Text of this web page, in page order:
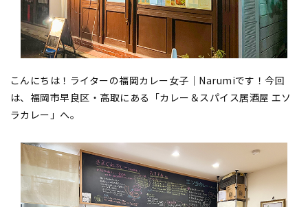
こんにちは！ライターの福岡カレー女子｜Narumiです！今回
は、福岡市早良区・高取にある「カレー＆スパイス居酒屋 エソ
ラカレー」へ。